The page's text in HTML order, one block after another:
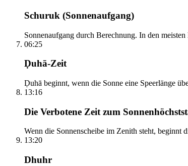
Schuruk (Sonnenaufgang)
Sonnenaufgang durch Berechnung. In den
06:25
Ḍuhā-Zeit
Ḍuhā beginnt, wenn die Sonne eine Speerlänge
13:16
Die Verbotene Zeit zum
Wenn die Sonnenscheibe im Zenith steht,
13:20
Dhuhr